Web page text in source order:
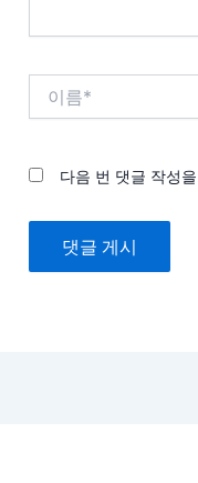
다음 번 댓글 작성